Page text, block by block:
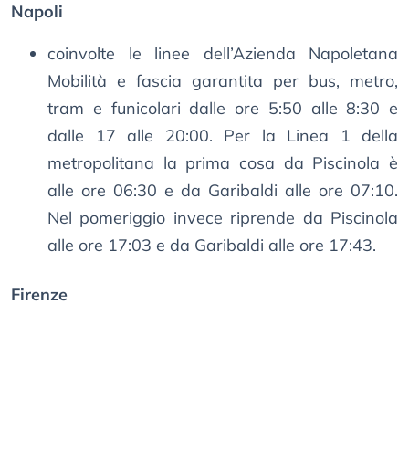
Napoli
coinvolte le linee dell’Azienda Napoletana
Mobilità e fascia garantita per bus, metro,
tram e funicolari dalle ore 5:50 alle 8:30 e
dalle 17 alle 20:00. Per la Linea 1 della
metropolitana la prima cosa da Piscinola è
alle ore 06:30 e da Garibaldi alle ore 07:10.
Nel pomeriggio invece riprende da Piscinola
alle ore 17:03 e da Garibaldi alle ore 17:43.
Firenze